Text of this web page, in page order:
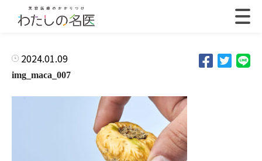
2024.01.09
img_maca_007